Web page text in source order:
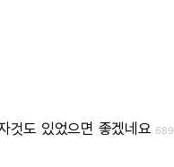
것도 있었으면 좋겠네요 689